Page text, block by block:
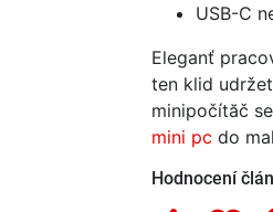
USB-C
Eleganť
ten klid
minipočítăč
mini pc do
Hodnocení